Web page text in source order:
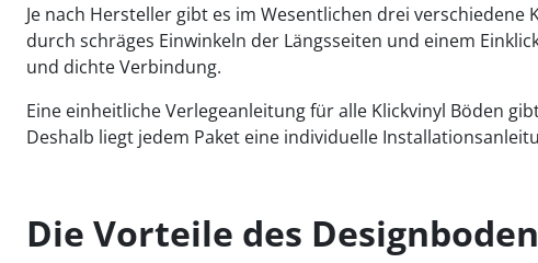
Je nach Hersteller gibt es im Wesentlichen drei
durch schräges Einwinkeln der Längsseiten und einem
und dichte Verbindung.
Eine einheitliche Verlegeanleitung für alle Klickvinyl Böden
Deshalb liegt jedem Paket eine individuelle
Die Vorteile des